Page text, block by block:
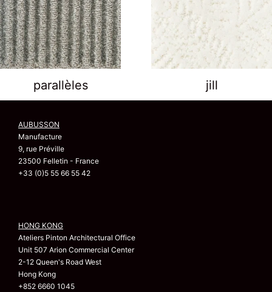
parallèles jill
AUBUSSON
Manufacture
9, rue Préville
23500 Felletin - France
+33 (0)5 55 66 55 42
HONG KONG
Ateliers Pinton Architectural Office
Unit 507 Arion Commercial Center
2-12 Queen's Road West
Hong Kong
+852 6660 1045